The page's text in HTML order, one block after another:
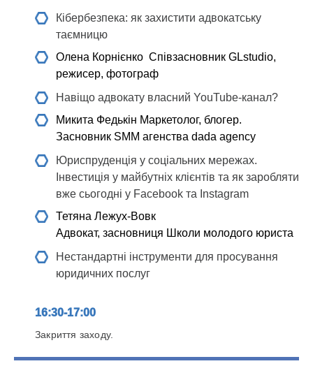
Кібербезпека: як захистити адвокатську
таємницю
Олена Корнієнко Співзасновник GLstudio,
режисер, фотограф
Навіщо адвокату власний YouTube-канал?
Микита Федькін Маркетолог, блогер.
Засновник SMM агенства dada agency
Юриспруденція у соціальних мережах.
Інвестиція у майбутніх клієнтів та як заробляти
вже сьогодні у Facebook та Instagram
Тетяна Лежух-Вовк
Адвокат, засновниця Школи молодого юриста
Нестандартні інструменти для просування
юридичних послуг
16:30-17:00
Закриття заходу.